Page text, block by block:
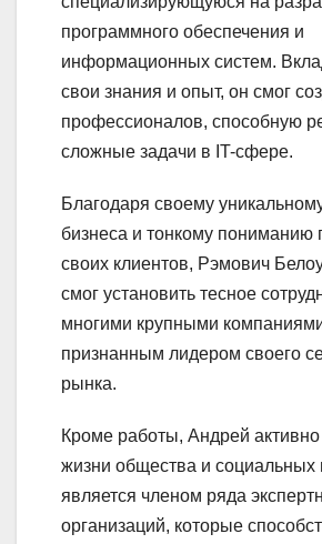
программного обеспечения и
информационных систем.
свои знания и опыт, он смог
профессионалов, способную
сложные задачи в IT-сфере.
Благодаря своему
бизнеса и тонкому пониманию
своих клиентов, Рэмович
смог установить тесное
многими крупными
признанным лидером своего
рынка.
Кроме работы, Андрей активно
жизни общества и социальных
является членом ряда
организаций, которые